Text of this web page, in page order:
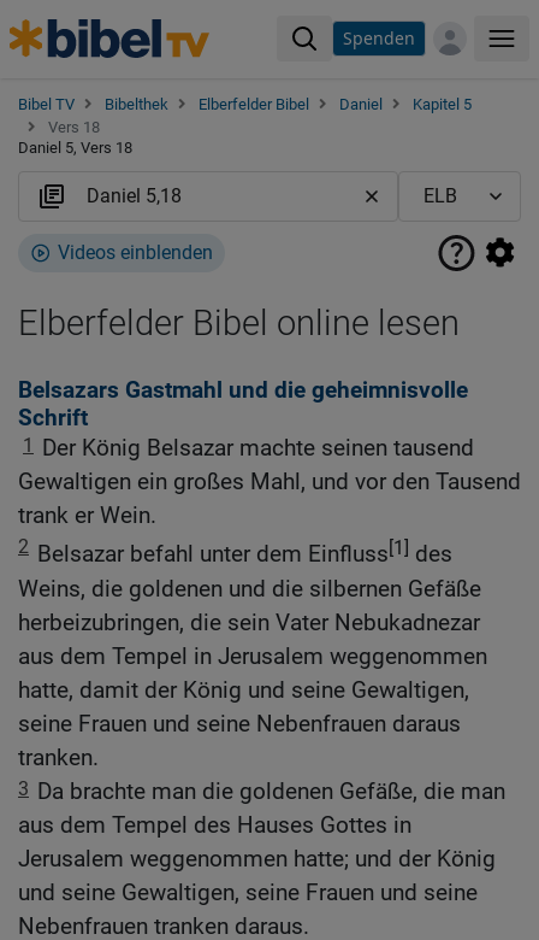
Spenden
Bibel TV Bibelthek Elberfelder Bibel Daniel
Kapitel 5
Vers 18
Daniel 5, Vers 18
Videos einblenden
Elberfelder Bibel online lesen
Belsazars Gastmahl und die geheimnisvolle
Schrift
1
Der König Belsazar machte seinen tausend
Gewaltigen ein großes Mahl, und vor den Tausend
trank er Wein.
2 Belsazar befahl unter dem Einfluss[1] des
Weins, die goldenen und die silbernen Gefäße
herbeizubringen, die sein Vater Nebukadnezar
aus dem Tempel in Jerusalem weggenommen
hatte, damit der König und seine Gewaltigen,
seine Frauen und seine Nebenfrauen daraus
tranken.
3 Da brachte man die goldenen Gefäße, die man
aus dem Tempel des Hauses Gottes in
Jerusalem weggenommen hatte; und der König
und seine Gewaltigen, seine Frauen und seine
Nebenfrauen tranken daraus.